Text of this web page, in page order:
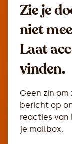
Zie je
niet
Laat
vinden.
Geen zin
bericht op
reacties van
je mailbox.